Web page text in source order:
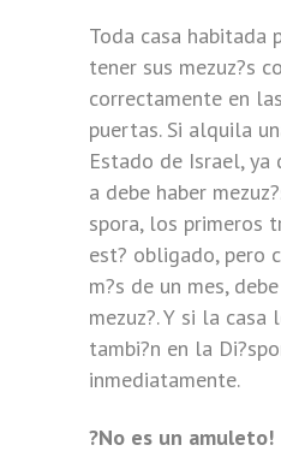
Toda casa habitada
tener sus mezuz?s
correctamente en
puertas. Si alquila
Estado de Israel, ya
a debe haber
spora, los primeros
est? obligado, pero
m?s de un mes,
mezuz?. Y si la casa
tambi?n en la
inmediatamente.
?No es un amuleto!